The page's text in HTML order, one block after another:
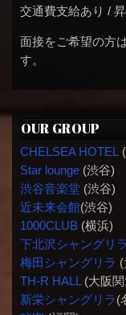
交通費支給あり /
面接をご希望の方は
す。
OUR GROUP
CHELSEA HOTEL
Star lounge(渋谷)
渋谷音楽堂(渋谷)
近未来会館(渋谷)
1000CLUB(横浜)
下北沢シャングリラ
梅田シャングリラ
TH-R HALL(大阪関
新栄シャングリラ(